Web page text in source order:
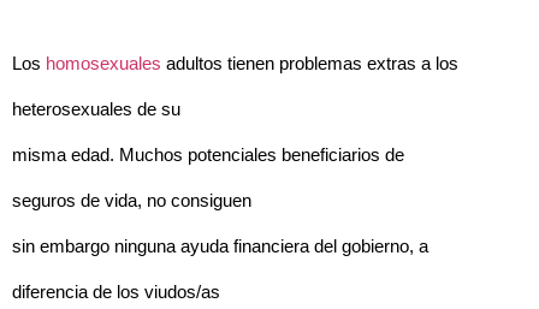
Los homosexuales adultos tienen problemas extras a los
heterosexuales de su
misma edad. Muchos potenciales beneficiarios de
seguros de vida, no consiguen
sin embargo ninguna ayuda financiera del gobierno, a
diferencia de los viudos/as